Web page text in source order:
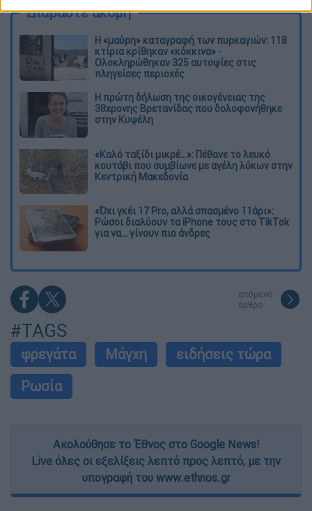
Διαβάστε ακόμη
Η «μαύρη» καταγραφή των πυρκαγιών: 118
κτίρια κρίθηκαν «κόκκινα» -
Ολοκληρώθηκαν 325 αυτοψίες στις
πληγείσες περιοχές
Η πρώτη δήλωση της οικογένειας της
38χρονης Βρετανίδας που δολοφονήθηκε
στην Κυψέλη
«Καλό ταξίδι μικρέ...»: Πέθανε το λευκό
κουτάβι που συμβίωνε με αγέλη λύκων στην
Κεντρική Μακεδονία
«Όχι γκέι 17 Pro, αλλά σπασμένο 11άρι»:
Ρώσοι διαλύουν τα iPhone τους στο TikTok
για να... γίνουν πιο άνδρες
επόμενο
άρθρο
#TAGS
φρεγάτα Μάγχη
ειδήσεις τώρα
Ρωσία
Ακολούθησε το Έθνος στο Google News!
Live όλες οι εξελίξεις λεπτό προς λεπτό, με την
υπογραφή του www.ethnos.gr